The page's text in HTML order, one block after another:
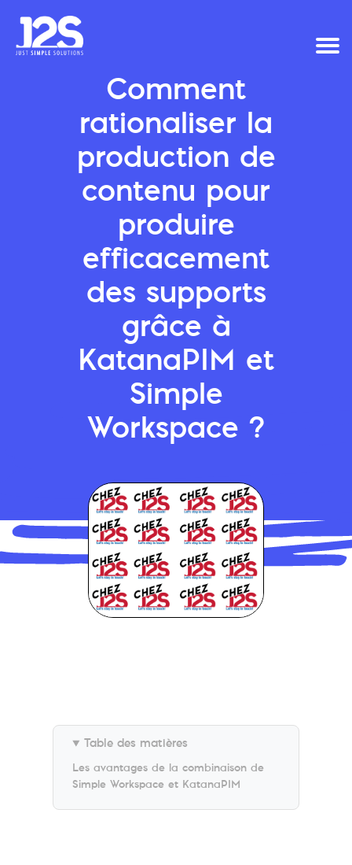
Comment
rationaliser la
production de
contenu pour
produire
efficacement
des supports
grâce à
KatanaPIM et
Simple
Workspace ?
Table des matières
Les avantages de la combinaison de
Simple Workspace et
KatanaPIM